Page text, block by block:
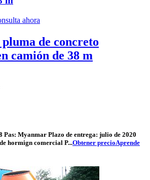
ahora
de concreto
camión de 38 m
Pas: Myanmar Plazo de entrega: julio de 2020
hormign comercial P...Obtener precioAprende